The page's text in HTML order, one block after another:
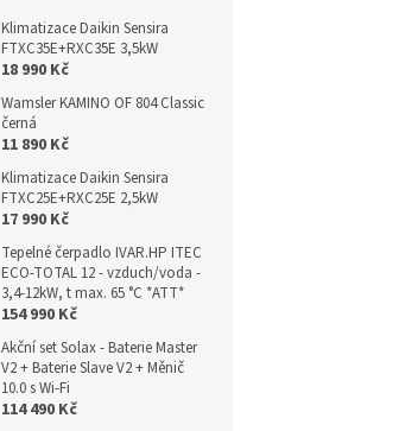
Klimatizace Daikin Sensira
FTXC35E+RXC35E 3,5kW
18 990 Kč
Wamsler KAMINO OF 804 Classic
černá
11 890 Kč
Klimatizace Daikin Sensira
FTXC25E+RXC25E 2,5kW
17 990 Kč
Tepelné čerpadlo IVAR.HP ITEC
ECO-TOTAL 12 - vzduch/voda -
3,4-12kW, t max. 65 °C *ATT*
154 990 Kč
Akční set Solax - Baterie Master
V2 + Baterie Slave V2 + Měnič
10.0 s Wi-Fi
114 490 Kč